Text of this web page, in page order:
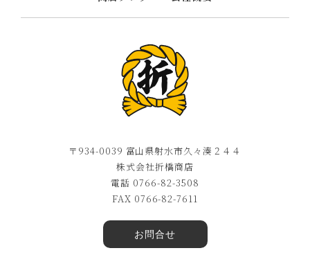
〒934-0039 富山県射水市久々湊２４４
株式会社折橋商店
電話 0766-82-3508
FAX 0766-82-7611
お問合せ